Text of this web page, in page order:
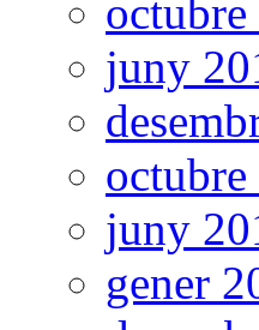
octubre
juny
juny
gener